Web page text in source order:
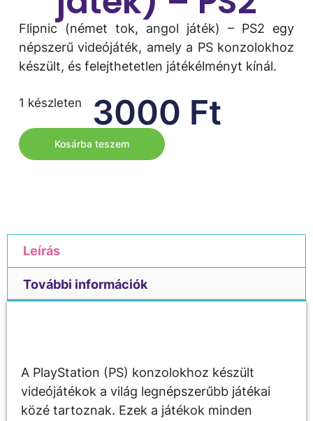
Flipnic (német tok, angol játék) – PS2 egy
népszerű videójáték, amely a PS konzolokhoz
készült, és felejthetetlen játékélményt kínál.
3000 Ft
1 készleten
Kosárba teszem
Leírás
További információk
A PlayStation (PS) konzolokhoz készült
videójátékok a világ legnépszerűbb játékai
közé tartoznak. Ezek a játékok minden